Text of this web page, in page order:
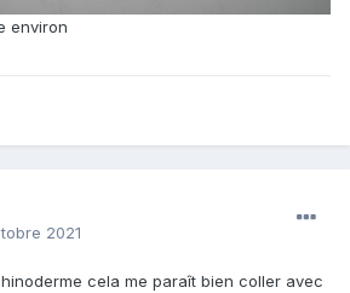
environ
2021
cela me paraît bien coller avec